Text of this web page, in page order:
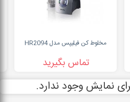
مخلوط کن فیلیپس مدل HR2094
تماس بگیرید
نمایش وجود ندارد.